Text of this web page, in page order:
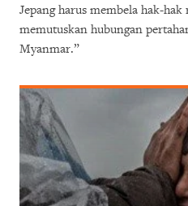
Jepang harus membela hak-
memutuskan hubungan
Myanmar.”